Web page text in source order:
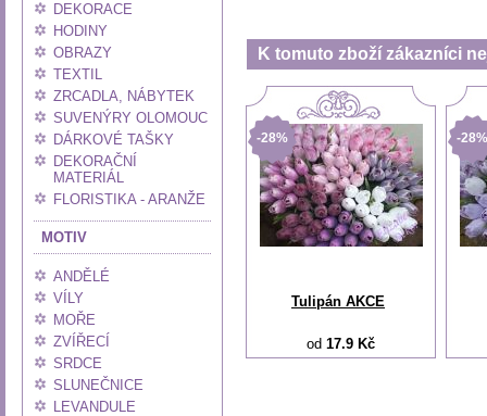
DEKORACE
HODINY
OBRAZY
TEXTIL
ZRCADLA, NÁBYTEK
SUVENÝRY OLOMOUC
DÁRKOVÉ TAŠKY
DEKORAČNÍ
MATERIÁL
FLORISTIKA - ARANŽE
MOTIV
ANDĚLÉ
VÍLY
MOŘE
ZVÍŘECÍ
SRDCE
SLUNEČNICE
LEVANDULE
K tomuto zboží zákazníci
-28%
Tulipán AKCE
od 17.9 Kč
-28%